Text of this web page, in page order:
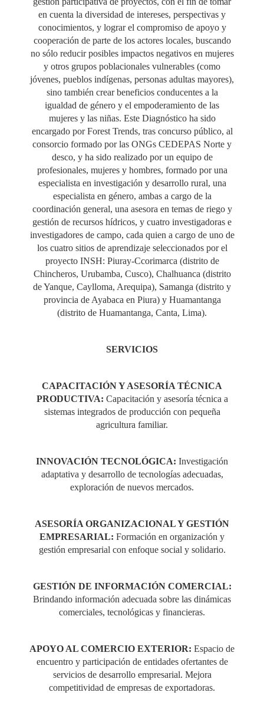
en cuenta la diversidad de intereses, perspectivas y
conocimientos, y lograr el compromiso de apoyo y
cooperación de parte de los actores locales, buscando
no sólo reducir posibles impactos negativos en mujeres
y otros grupos poblacionales vulnerables (como
jóvenes, pueblos indígenas, personas adultas mayores),
sino también crear beneficios conducentes a la
igualdad de género y el empoderamiento de las
mujeres y las niñas. Este Diagnóstico ha sido
encargado por Forest Trends, tras concurso público, al
consorcio formado por las ONGs CEDEPAS Norte y
desco, y ha sido realizado por un equipo de
profesionales, mujeres y hombres, formado por una
especialista en investigación y desarrollo rural, una
especialista en género, ambas a cargo de la
coordinación general, una asesora en temas de riego y
gestión de recursos hídricos, y cuatro investigadoras e
investigadores de campo, cada quien a cargo de uno de
los cuatro sitios de aprendizaje seleccionados por el
proyecto INSH: Piuray-Ccorimarca (distrito de
Chincheros, Urubamba, Cusco), Chalhuanca (distrito
de Yanque, Caylloma, Arequipa), Samanga (distrito y
provincia de Ayabaca en Piura) y Huamantanga
(distrito de Huamantanga, Canta, Lima).
SERVICIOS
CAPACITACIÓN Y ASESORÍA TÉCNICA
PRODUCTIVA: Capacitación y asesoría técnica a
sistemas integrados de producción con pequeña
agricultura familiar.
INNOVACIÓN TECNOLÓGICA: Investigación
adaptativa y desarrollo de tecnologías adecuadas,
exploración de nuevos mercados.
ASESORÍA ORGANIZACIONAL Y GESTIÓN
EMPRESARIAL: Formación en organización y
gestión empresarial con enfoque social y solidario.
GESTIÓN DE INFORMACIÓN COMERCIAL:
Brindando información adecuada sobre las dinámicas
comerciales, tecnológicas y financieras.
APOYO AL COMERCIO EXTERIOR: Espacio de
encuentro y participación de entidades ofertantes de
servicios de desarrollo empresarial. Mejora
competitividad de empresas de exportadoras.